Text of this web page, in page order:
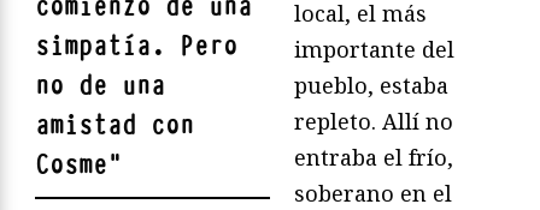
simpatía. Pero
no de una
amistad con
Cosme"
local, el más
importante del
pueblo, estaba
repleto. Allí no
entraba el frío,
soberano en el